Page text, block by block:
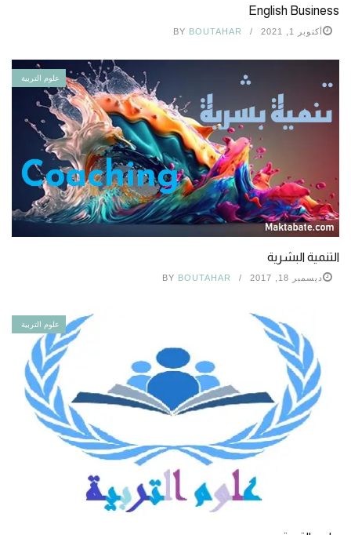
English Business
أكتوبر 1, 2021 BY BOUTAHAR
علوم التربية
التنمية البشرية
ديسمبر 18, 2017 BY BOUTAHAR
علوم التربية